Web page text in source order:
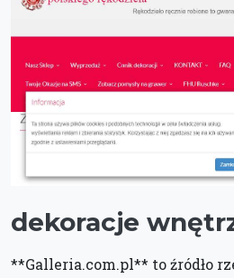
dekoracje
**Galleria.com.pl** to źródło